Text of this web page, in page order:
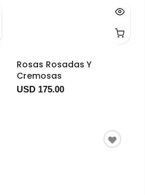
Rosas Rosadas Y
Cremosas
USD 175.00